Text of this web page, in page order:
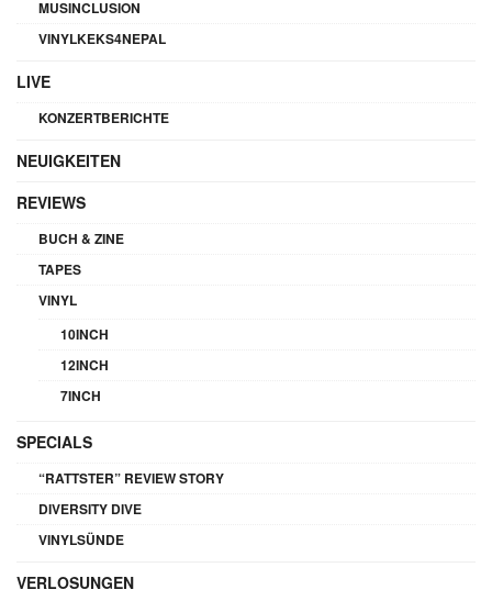
MUSINCLUSION
VINYLKEKS4NEPAL
LIVE
KONZERTBERICHTE
NEUIGKEITEN
REVIEWS
BUCH & ZINE
TAPES
VINYL
10INCH
12INCH
7INCH
SPECIALS
“RATTSTER” REVIEW STORY
DIVERSITY DIVE
VINYLSÜNDE
VERLOSUNGEN